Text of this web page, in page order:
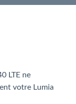
LTE ne
votre Lumia